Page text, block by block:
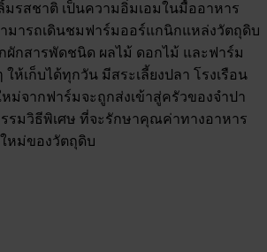
มรสชาติ เป็นความอิ่มเอมในมื้ออาหาร
ามารถเดินชมฟาร์มออร์แกนิกแหล่งวัตถุดิบ
ผักสารพัดชนิด ผลไม้ ดอกไม้ และฟาร์ม
ให้เก็บได้ทุกวัน มีสระเลี้ยงปลา โรงเรือน
หม่จากฟาร์มจะถูกส่งเข้าสู่ครัวของจำปา
รรมวิธีพิเศษ ที่จะรักษาคุณค่าทางอาหาร
หม่ของวัตถุดิบ